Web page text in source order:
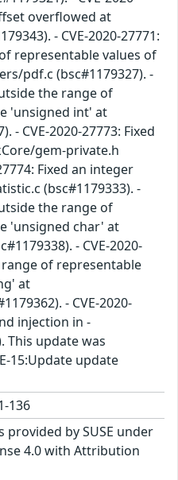
overflowed at
- CVE-2020-27771:
representable values of
pdf.c (bsc#1179327). -
the range of
'unsigned int' at
- CVE-2020-27773: Fixed
gem-private.h
Fixed an integer
(bsc#1179333). -
the range of
'unsigned char' at
- CVE-2020-
of representable
at
- CVE-2020-
injection in -
This update was
15:Update update
136
provided by SUSE under
4.0 with Attribution